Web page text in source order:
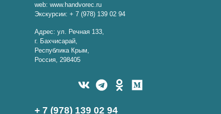
web: www.handvorec.ru
Экскурсии: + 7 (978) 139 02 94
Адрес: ул. Речная 133,
г. Бахчисарай,
Республика Крым,
Россия, 298405
+ 7 (978) 139 02 94